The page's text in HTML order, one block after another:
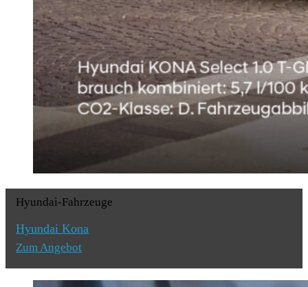
Hyundai-Fahrzeuge
Hyundai Kona
Zum Angebot